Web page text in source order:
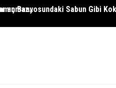
açmaz..Banyosundaki Sabun Gibi